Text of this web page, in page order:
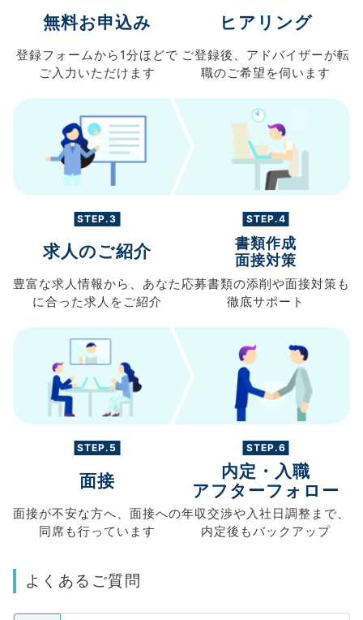
無料お申込み
登録フォームから 1分ほどで
ご入力 いただけます
ヒアリング
ご登録後、 アドバイザーが転
職のご希望を伺います
STEP.3
求人のご紹介
豊富な求人情報から、 あなた
に合った求人を ご紹介
STEP.4
書類作成
面接対策
応募書類の添削や面接対策も
徹底サポート
STEP.5
面接
面接が不安な方へ、 面接への
同席も行っています
STEP.6
内定・入職
アフターフォロー
年収交渉や入社日調整まで、
内定後もバックアップ
よくあるご質問